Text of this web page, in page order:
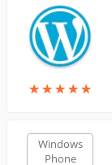
★★★★★
★★★★★
Windows
Phone